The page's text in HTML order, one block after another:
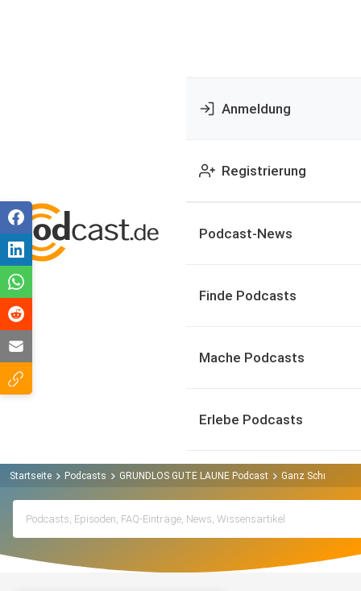
Anmeldung
Registrierung
Podcast-News
Finde Podcasts
Mache Podcasts
Erlebe Podcasts
Startseite Podcasts GRUNDLOS GUTE LAUNE Podcast Ganz Schmiese